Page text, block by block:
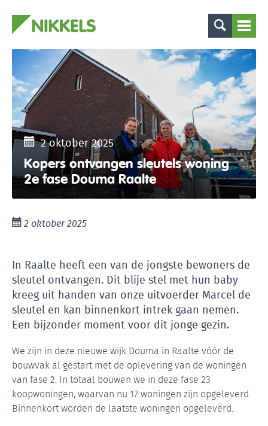
2 oktober 2025
Kopers ontvangen sleutels woning
2e fase Douma Raalte
2 oktober 2025
In Raalte heeft een van de jongste bewoners de
sleutel ontvangen. Dit blije stel met hun baby
kreeg uit handen van onze uitvoerder Marcel de
sleutel en kan binnenkort intrek gaan nemen.
Een bijzonder moment voor dit jonge gezin.
We zijn in deze nieuwe wijk Douma in Raalte vóór de
bouwvak al gestart met de oplevering van de woningen
van fase 2. In totaal bouwen we in deze fase 23
koopwoningen, waarvan nu 17 woningen zijn opgeleverd.
Binnenkort worden de laatste woningen opgeleverd.